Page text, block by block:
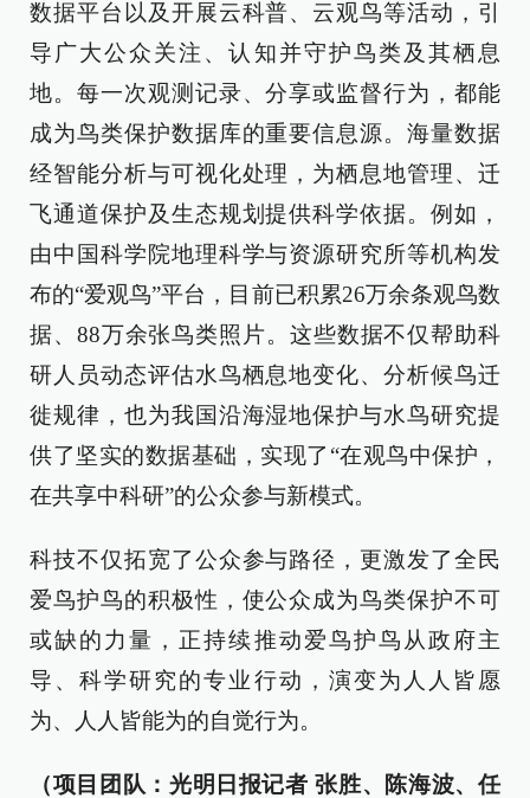
数据平台以及开展云科普、云观鸟等活动，引
导广大公众关注、认知并守护鸟类及其栖息
地。每一次观测记录、分享或监督行为，都能
成为鸟类保护数据库的重要信息源。海量数据
经智能分析与可视化处理，为栖息地管理、迁
飞通道保护及生态规划提供科学依据。例如，
由中国科学院地理科学与资源研究所等机构发
布的“爱观鸟”平台，目前已积累26万余条观鸟数
据、88万余张鸟类照片。这些数据不仅帮助科
研人员动态评估水鸟栖息地变化、分析候鸟迁
徙规律，也为我国沿海湿地保护与水鸟研究提
供了坚实的数据基础，实现了“在观鸟中保护，
在共享中科研”的公众参与新模式。
科技不仅拓宽了公众参与路径，更激发了全民
爱鸟护鸟的积极性，使公众成为鸟类保护不可
或缺的力量，正持续推动爱鸟护鸟从政府主
导、科学研究的专业行动，演变为人人皆愿
为、人人皆能为的自觉行为。
（项目团队：光明日报记者 张胜、陈海波、任